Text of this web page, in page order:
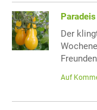
Paradeis
Der
Auf